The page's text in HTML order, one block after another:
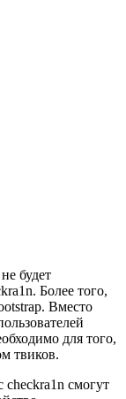
будет
Более того,
Вместо
для того,
твиков.
checkra1n смогут